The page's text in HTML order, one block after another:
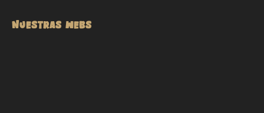
NUESTRAS WEBS